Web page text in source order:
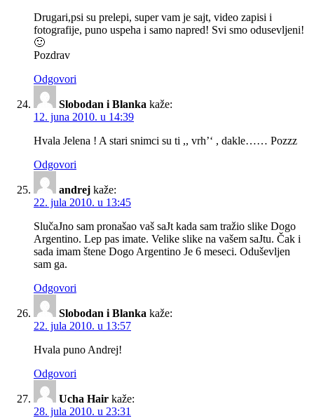
Drugari,psi su prelepi, super vam je sajt, video zapisi i
fotografije, puno uspeha i samo napred! Svi smo odusevljeni!
🙂
Pozdrav
Odgovori
Slobodan i Blanka kaže:
12. juna 2010. u 14:39
Hvala Jelena ! A stari snimci su ti ,, vrh’‘ , dakle…… Pozzz
Odgovori
andrej kaže:
22. jula 2010. u 13:45
SlučaJno sam pronašao vaš saJt kada sam tražio slike Dogo
Argentino. Lep pas imate. Velike slike na vašem saJtu. Čak i
sada imam štene Dogo Argentino Je 6 meseci. Oduševljen
sam ga.
Odgovori
Slobodan i Blanka kaže:
22. jula 2010. u 13:57
Hvala puno Andrej!
Odgovori
Ucha Hair kaže:
28. jula 2010. u 23:31